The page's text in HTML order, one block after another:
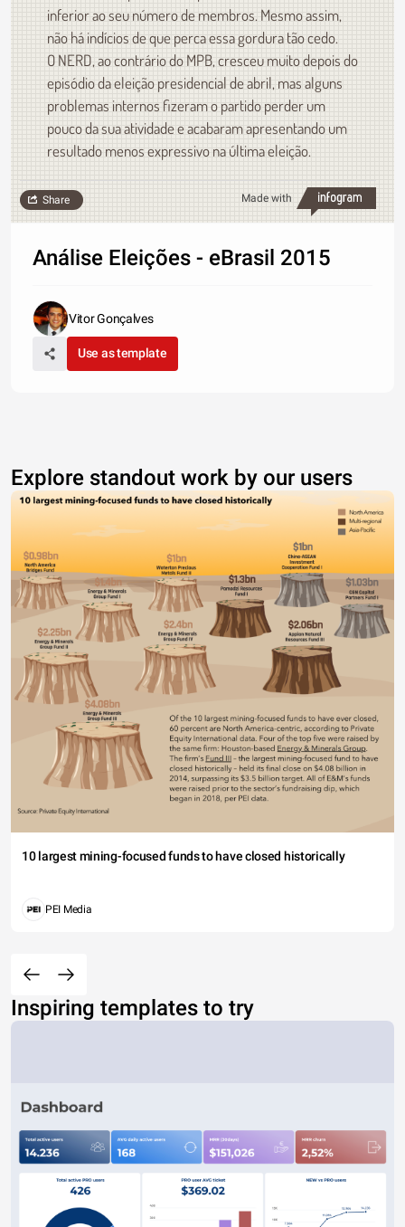
inferior ao seu número de membros. Mesmo assim,
não há indícios de que perca essa gordura tão cedo.
O NERD, ao contrário do MPB, cresceu muito depois do
episódio da eleição presidencial de abril, mas alguns
problemas internos fizeram o partido perder um
pouco da sua atividade e acabaram apresentando um
resultado menos expressivo na última eleição.
Made with
Share
Análise Eleições - eBrasil 2015
Vitor Gonçalves
Use as template
Explore standout work by our users
10 largest mining-focused funds to have closed historically
PEI Media
Inspiring templates to try